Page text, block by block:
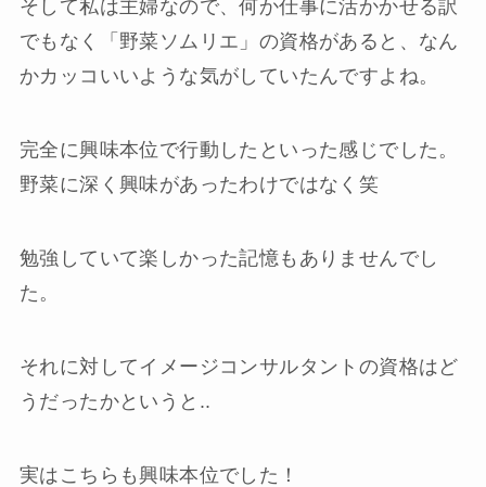
そして私は主婦なので、何か仕事に活かかせる訳
でもなく「野菜ソムリエ」の資格があると、なん
かカッコいいような気がしていたんですよね。
完全に興味本位で行動したといった感じでした。
野菜に深く興味があったわけではなく笑
勉強していて楽しかった記憶もありませんでし
た。
それに対してイメージコンサルタントの資格はど
うだったかというと..
実はこちらも興味本位でした！